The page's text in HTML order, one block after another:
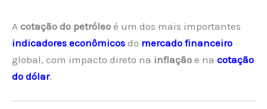
A cotação do petróleo é um dos mais importantes
indicadores econômicos do mercado financeiro
global, com impacto direto na inflação e na cotação
do dólar.